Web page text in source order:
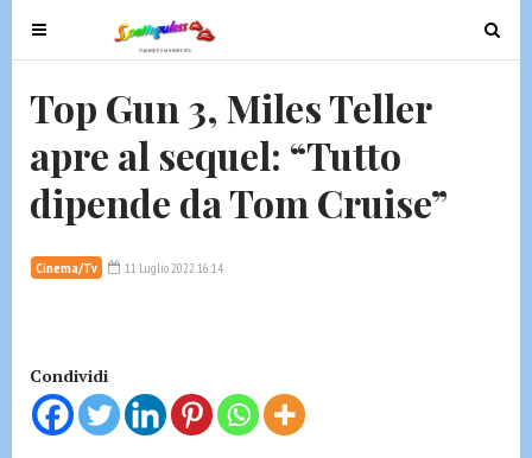
T
o
e
n
v
i
t
o
T
o
Top Gun 3, Miles Teller
apre al sequel: “Tutto
dipende da Tom Cruise”
Cinema/Tv 11 Luglio 2022 16:14
Condividi